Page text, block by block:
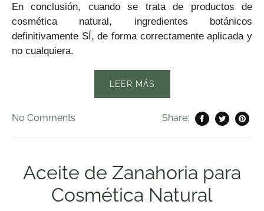
En conclusión, cuando se trata de productos de
cosmética natural, ingredientes botánicos
definitivamente SÍ, de forma correctamente aplicada y
no cualquiera.
LEER MÁS
No Comments Share:
Aceite de Zanahoria para
Cosmética Natural